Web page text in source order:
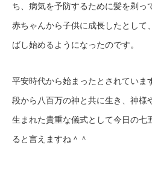
ち、病気を予防するために髪を剃っ
赤ちゃんから子供に成長したとして
ばし始めるようになったのです。
平安時代から始まったとされていま
段から八百万の神と共に生き、神様
生まれた貴重な儀式として今日の七
ると言えますね＾＾